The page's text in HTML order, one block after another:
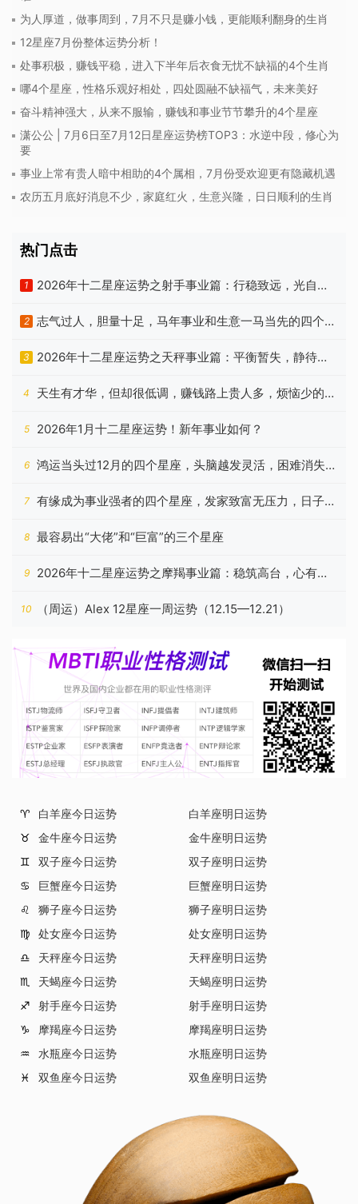
为人厚道，做事周到，7月不只是赚小钱，更能顺利翻身的生肖
12星座7月份整体运势分析！
处事积极，赚钱平稳，进入下半年后衣食无忧不缺福的4个生肖
哪4个星座，性格乐观好相处，四处圆融不缺福气，未来美好
奋斗精神强大，从来不服输，赚钱和事业节节攀升的4个星座
潇公公 | 7月6日至7月12日星座运势榜TOP3：水逆中段，修心为
要
事业上常有贵人暗中相助的4个属相，7月份受欢迎更有隐藏机遇
农历五月底好消息不少，家庭红火，生意兴隆，日日顺利的生肖
热门点击
1
2026年十二星座运势之射手事业篇：行稳致远，光自心
生
2
志气过人，胆量十足，马年事业和生意一马当先的四个属
3
2026年十二星座运势之天秤事业篇：平衡暂失，静待云
4
天生有才华，但却很低调，赚钱路上贵人多，烦恼少的3
5 2026年1月十二星座运势！新年事业如何？
6
鸿运当头过12月的四个星座，头脑越发灵活，困难消失不
7
有缘成为事业强者的四个星座，发家致富无压力，日子顺
利十足
8 最容易出“大佬”和“巨富”的三个星座
9
2026年十二星座运势之摩羯事业篇：稳筑高台，心有所
10 （周运）Alex 12星座一周运势（12.15—12.21）
♈ 白羊座今日运势
白羊座明日运势
♉
金牛座今日运势
金牛座明日运势
♊
双子座今日运势
双子座明日运势
♋
巨蟹座今日运势
巨蟹座明日运势
♌
狮子座今日运势
狮子座明日运势
♍
处女座今日运势
处女座明日运势
♎
天秤座今日运势
天秤座明日运势
♏
天蝎座今日运势
天蝎座明日运势
♐
射手座今日运势
射手座明日运势
♑
摩羯座今日运势
摩羯座明日运势
♒
水瓶座今日运势
水瓶座明日运势
♓
双鱼座今日运势 双鱼座明日运势